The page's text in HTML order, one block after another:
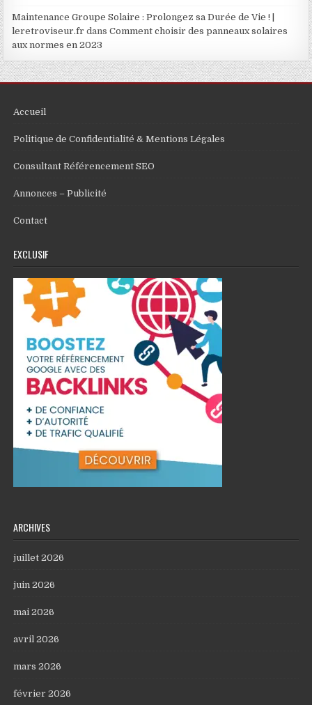
Maintenance Groupe Solaire : Prolongez sa Durée de Vie ! |
leretroviseur.fr dansComment choisir des panneaux solaires
aux normes en 2023
Accueil
Politique de Confidentialité & Mentions Légales
Consultant Référencement SEO
Annonces – Publicité
Contact
EXCLUSIF
ARCHIVES
juillet 2026
juin 2026
mai 2026
avril 2026
mars 2026
février 2026